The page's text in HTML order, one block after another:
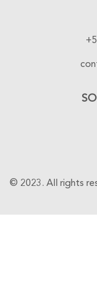
© 2023. All rights